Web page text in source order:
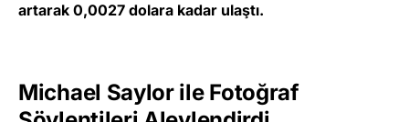
artarak 0,0027 dolara kadar ulaştı.
Michael Saylor ile Fotoğraf